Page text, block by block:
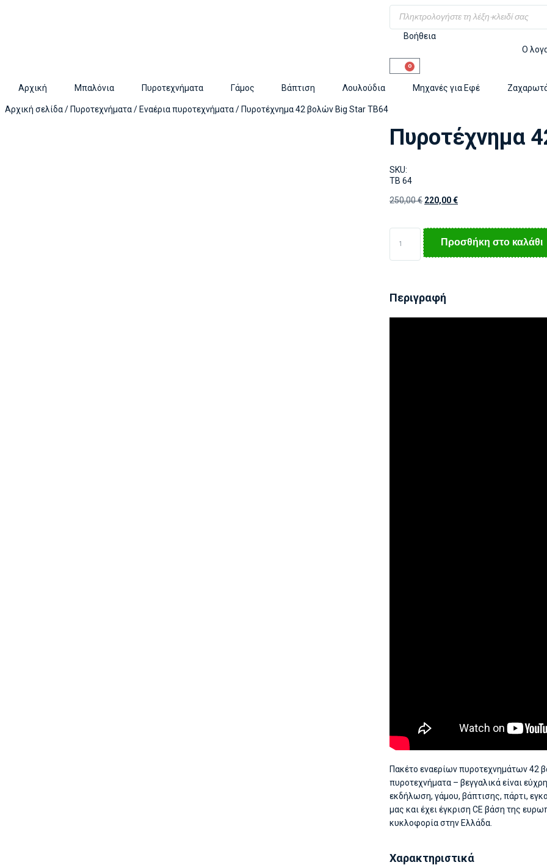
Βοήθεια
Ο
0
Αρχική Μπαλόνια Πυροτεχνήματα Γάμος Βάπτιση Λουλούδια Μηχανές για Εφέ
Αρχική σελίδα/ Πυροτεχνήματα/ Εναέρια πυροτεχνήματα/ Πυροτέχνημα 42 βολών Big Star TB64
Πυροτέχνημα
SKU:
TB 64
250,00€ 220,00€
Προσθήκη στο καλάθι
Περιγραφή
Πακέτο εναερίων πυροτεχνημάτων 42
πυροτεχνήματα – βεγγαλικά είναι
εκδήλωση, γάμου, βάπτισης, πάρτι,
μας και έχει έγκριση CE βάση της
κυκλοφορία στην Ελλάδα.
Χαρακτηριστικά